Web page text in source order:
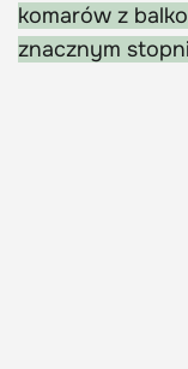
komarów z
znacznym